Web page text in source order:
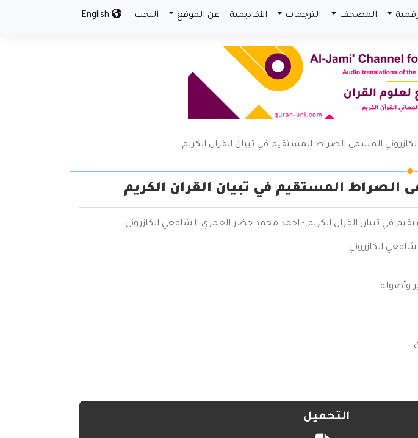
المصحف الترجمات الأكاديمية عن الموقع البحث
المسمى الصراط المستقيم في تبيان القران الكريم
الصراط المستقيم في تبيان القران الكريم
في تبيان القران الكريم - احمد محمد خضر العمري الشافعي الكازروني
الكازروني
وأصوله
التحميل